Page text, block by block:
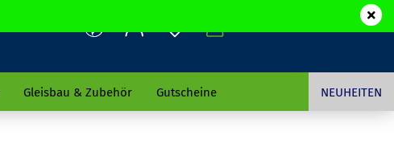
Gleisbau & Zubehör Gutscheine NEUHEITEN